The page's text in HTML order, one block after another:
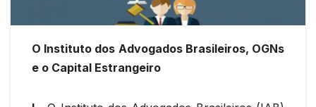
O Instituto dos Advogados Brasileiros, OGNs
e o Capital Estrangeiro